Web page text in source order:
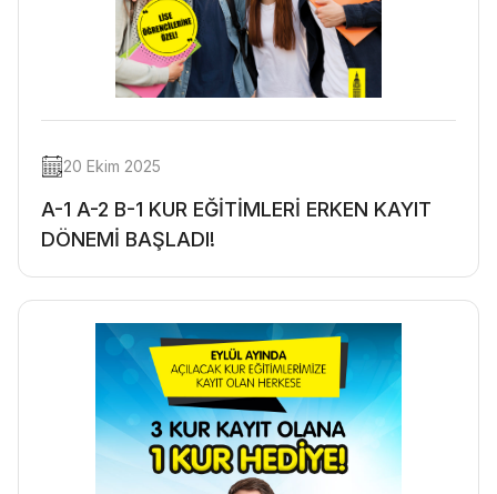
20 Ekim 2025
A-1 A-2 B-1 KUR EĞİTİMLERİ ERKEN KAYIT
DÖNEMİ BAŞLADI!